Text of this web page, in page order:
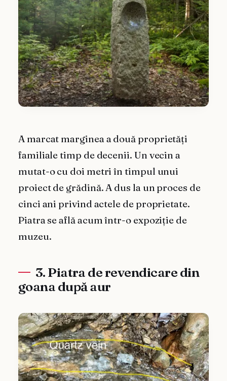
A marcat marginea a două proprietăți
familiale timp de decenii. Un vecin a
mutat-o cu doi metri în timpul unui
proiect de grădină. A dus la un proces de
cinci ani privind actele de proprietate.
Piatra se află acum într-o expoziție de
muzeu.
3. Piatra de revendicare din
goana după aur